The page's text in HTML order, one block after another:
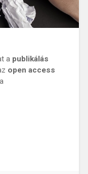
a publikálás
open access